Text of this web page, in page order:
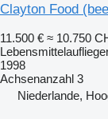
Clayton Food
11.500 € ≈ 10.750
1998
Achsenanzahl 3
Niederlande,